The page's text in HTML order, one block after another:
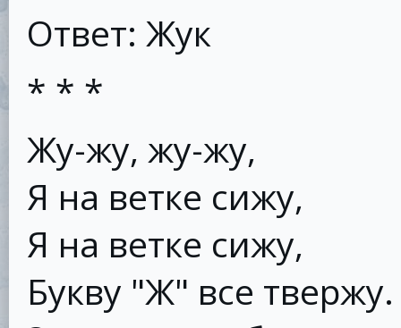
Ответ: Жук
* * *
Жу-жу, жу-жу,
Я на ветке сижу,
Я на ветке сижу,
Букву "Ж" все твержу.